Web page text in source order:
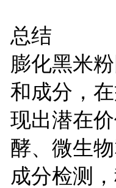
总结
膨化黑米
和成分，
现出潜在
酵、微生
成分检测